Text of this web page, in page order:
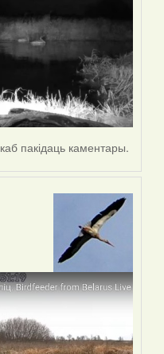
каб пакідаць каментары.